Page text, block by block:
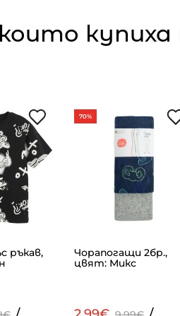
ръкав,
70%
Чорапогащи 2бр.,
цвят: Микс